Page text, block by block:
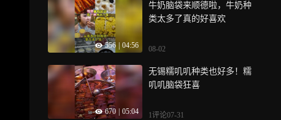
556 04:56
牛奶脑袋来顺德啦，牛奶种
类太多了真的好喜欢
08-02
670 05:04
无锡糯叽叽种类也好多！糯
叽叽脑袋狂喜
1评论07-31